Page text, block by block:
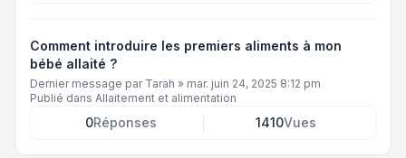
Comment introduire les premiers aliments à mon
bébé allaité ?
Dernier message par Tarah » mar. juin 24, 2025 8:12 pm
Publié dans Allaitement et alimentation
0Réponses 1410Vues